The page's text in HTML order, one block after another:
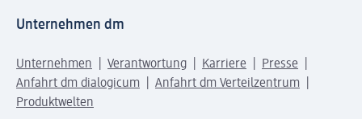
Unternehmen dm
Unternehmen Verantwortung Karriere
Presse
Anfahrt dm dialogicum
Anfahrt dm Verteilzentrum
Produktwelten